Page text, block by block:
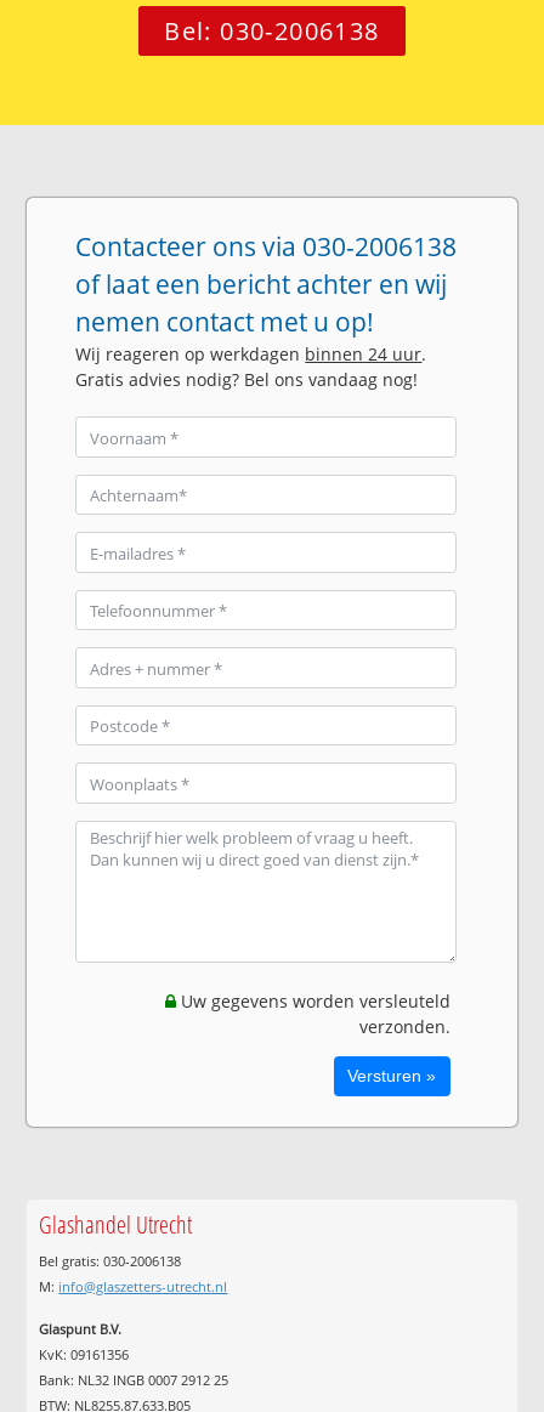
Bel: 030-2006138
Contacteer ons via 030-2006138
of laat een bericht achter en wij
nemen contact met u op!
Wij reageren op werkdagen binnen 24 uur.
Gratis advies nodig? Bel ons vandaag nog!
Uw gegevens worden versleuteld
verzonden.
Glashandel Utrecht
Bel gratis: 030-2006138
M: info@glaszetters-utrecht.nl
Glaspunt B.V.
KvK: 09161356
Bank: NL32 INGB 0007 2912 25
BTW: NL8255.87.633.B05